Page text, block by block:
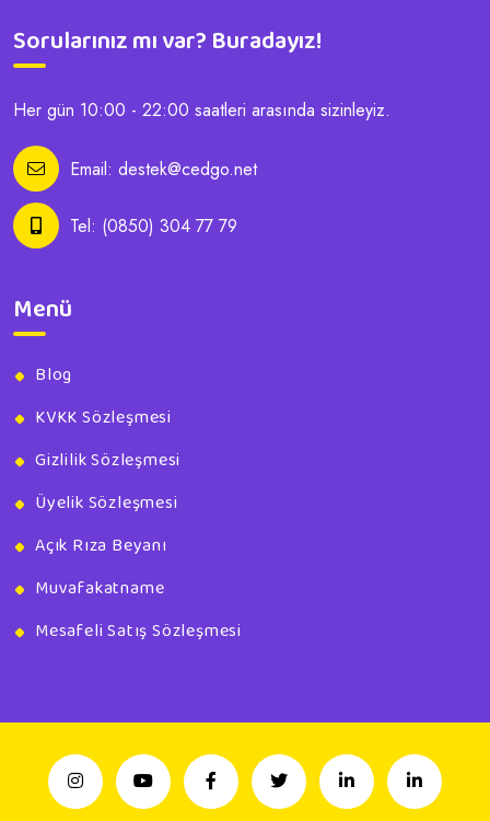
Sorularınız mı var? Buradayız!
Her gün 10:00 - 22:00 saatleri arasında sizinleyiz.
Email: destek@cedgo.net
Tel: (0850) 304 77 79
Menü
Blog
KVKK Sözleşmesi
Gizlilik Sözleşmesi
Üyelik Sözleşmesi
Açık Rıza Beyanı
Muvafakatname
Mesafeli Satış Sözleşmesi